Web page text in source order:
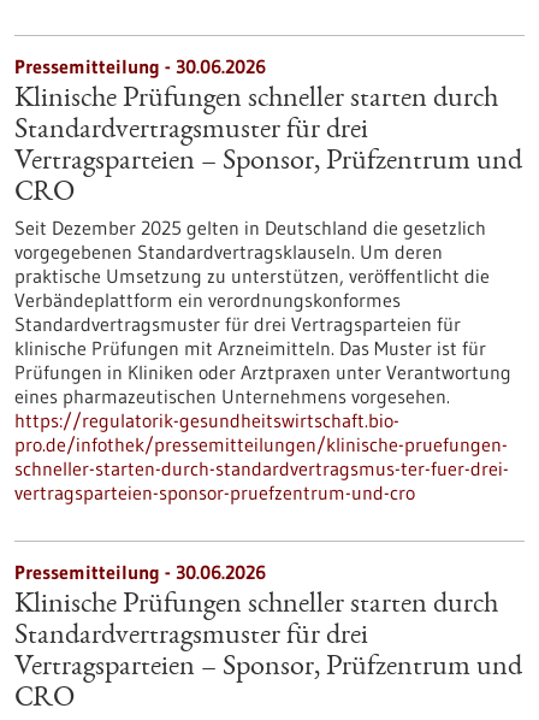
Pressemitteilung - 30.06.2026
Klinische Prüfungen schneller starten durch
Standardvertragsmuster für drei
Vertragsparteien – Sponsor, Prüfzentrum und
CRO
Seit Dezember 2025 gelten in Deutschland die gesetzlich
vorgegebenen Standardvertragsklauseln. Um deren
praktische Umsetzung zu unterstützen, veröffentlicht die
Verbändeplattform ein verordnungskonformes
Standardvertragsmuster für drei Vertragsparteien für
klinische Prüfungen mit Arzneimitteln. Das Muster ist für
Prüfungen in Kliniken oder Arztpraxen unter Verantwortung
eines pharmazeutischen Unternehmens vorgesehen.
https://regulatorik-gesundheitswirtschaft.bio-
pro.de/infothek/pressemitteilungen/klinische-pruefungen-
schneller-starten-durch-standardvertragsmus-ter-fuer-drei-
vertragsparteien-sponsor-pruefzentrum-und-cro
Pressemitteilung - 30.06.2026
Klinische Prüfungen schneller starten durch
Standardvertragsmuster für drei
Vertragsparteien – Sponsor, Prüfzentrum und
CRO